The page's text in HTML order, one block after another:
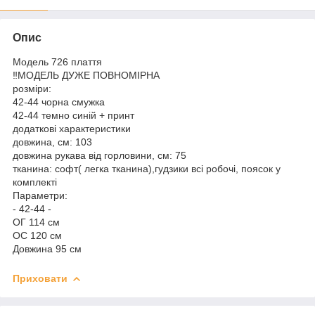
Опис
Модель 726 плаття
‼️МОДЕЛЬ ДУЖЕ ПОВНОМІРНА
розміри:
42-44 чорна смужка
42-44 темно синій + принт
додаткові характеристики
довжина, см: 103
довжина рукава від горловини, см: 75
тканина: софт( легка тканина),гудзики всі робочі, поясок у
комплекті
Параметри:
- 42-44 -
ОГ 114 см
ОС 120 см
Довжина 95 см
Приховати